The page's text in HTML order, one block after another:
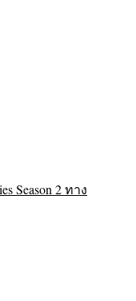
Season 2 ทาง